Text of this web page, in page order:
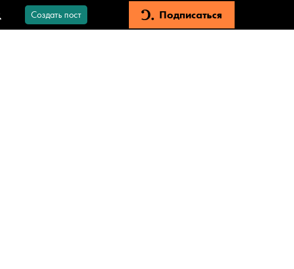
Создать пост Подписаться